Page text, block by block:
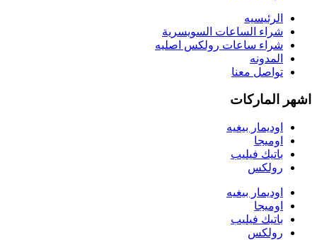
الرئيسيه
شراء الساعات السويسرية
شراء ساعات رولكس اصليه
المدونه
تواصل معنا
اشهر الماركات
اوديمار بيغيه
اوميجا
باتيك فيليب
رولكس
اوديمار بيغيه
اوميجا
باتيك فيليب
رولكس